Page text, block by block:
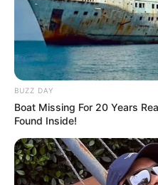
BUZZ DAY
Boat Missing For 20 Years
Found Inside!